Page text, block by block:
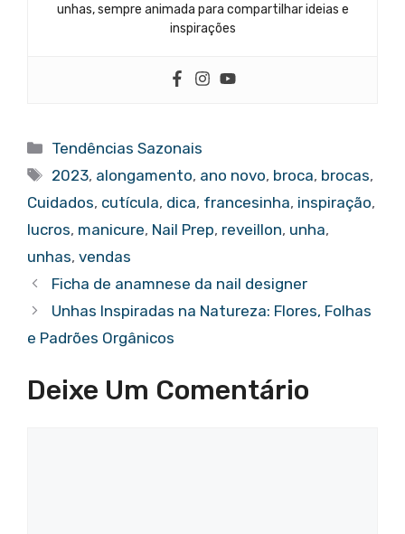
unhas, sempre animada para compartilhar ideias e
inspirações
Categorias
Tendências Sazonais
Tags
2023, alongamento, ano novo, broca, brocas,
Cuidados, cutícula, dica, francesinha, inspiração,
lucros, manicure, Nail Prep, reveillon, unha,
unhas, vendas
Ficha de anamnese da nail designer
Unhas Inspiradas na Natureza: Flores, Folhas
e Padrões Orgânicos
Deixe Um Comentário